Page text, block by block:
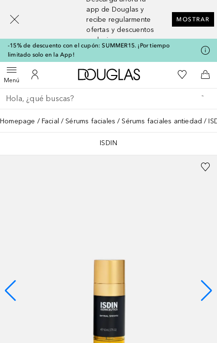
app de Douglas y
recibe regularmente
ofertas y descuentos
exclusivos
MOSTRAR
-15% de descuento con el cupón: SUMMER15. ¡Por tiempo
limitado solo en la App!
MenúAbrir menúMi cuenta
A Douglas HomeMi lista de
A
Regresar
Ejecutar búsqueda
Homepage Facial Sérums faciales Sérums faciales antiedad
ISDIN
[navigation.slideout.screenreader]